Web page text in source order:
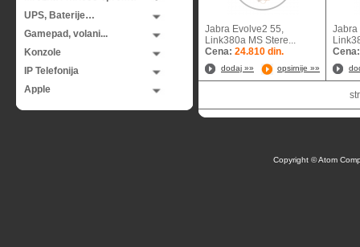
UPS, Baterije…
Gamepad, volani...
Konzole
IP Telefonija
Apple
Jabra Evolve2 55,
Link380a MS Stere...
Cena: 24.810 din.
dodaj »» opsirnije »»
Jabra
Copyright © Atom